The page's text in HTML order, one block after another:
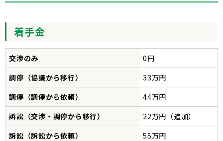
着手金
交渉のみ
0円
調停（協議から移行）
33万円
調停（調停から依頼）
44万円
訴訟（交渉・調停から移行）
22万円（追加）
訴訟（訴訟から依頼）
55万円